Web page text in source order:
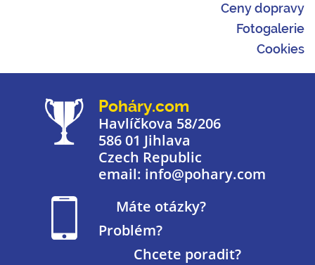
Ceny dopravy
Fotogalerie
Cookies
Poháry.com
Havlíčkova 58/206
586 01 Jihlava
Czech Republic
email: info@pohary.com
Máte otázky?
Problém?
Chcete poradit?